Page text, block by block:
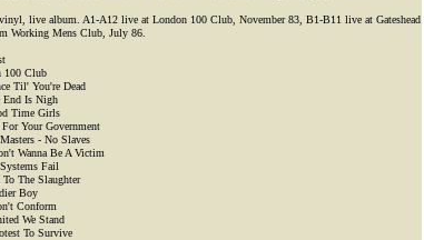
live album. A1-A12 live at London 100 Club, November 83, B1-B11 live at Gateshead
Working Mens Club, July 86.
100 Club
Til' You're Dead
End Is Nigh
Time Girls
Your Government
- No Slaves
Wanna Be A Victim
Fail
To The Slaughter
Boy
Conform
We Stand
To Survive